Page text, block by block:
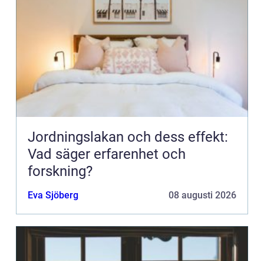
Jordningslakan och dess effekt:
Vad säger erfarenhet och
forskning?
Eva Sjöberg 08 augusti 2026